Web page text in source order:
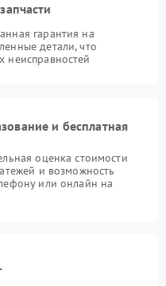
гарантия на
детали, что
неисправностей
и бесплатная
оценка стоимости
и возможность
или онлайн на